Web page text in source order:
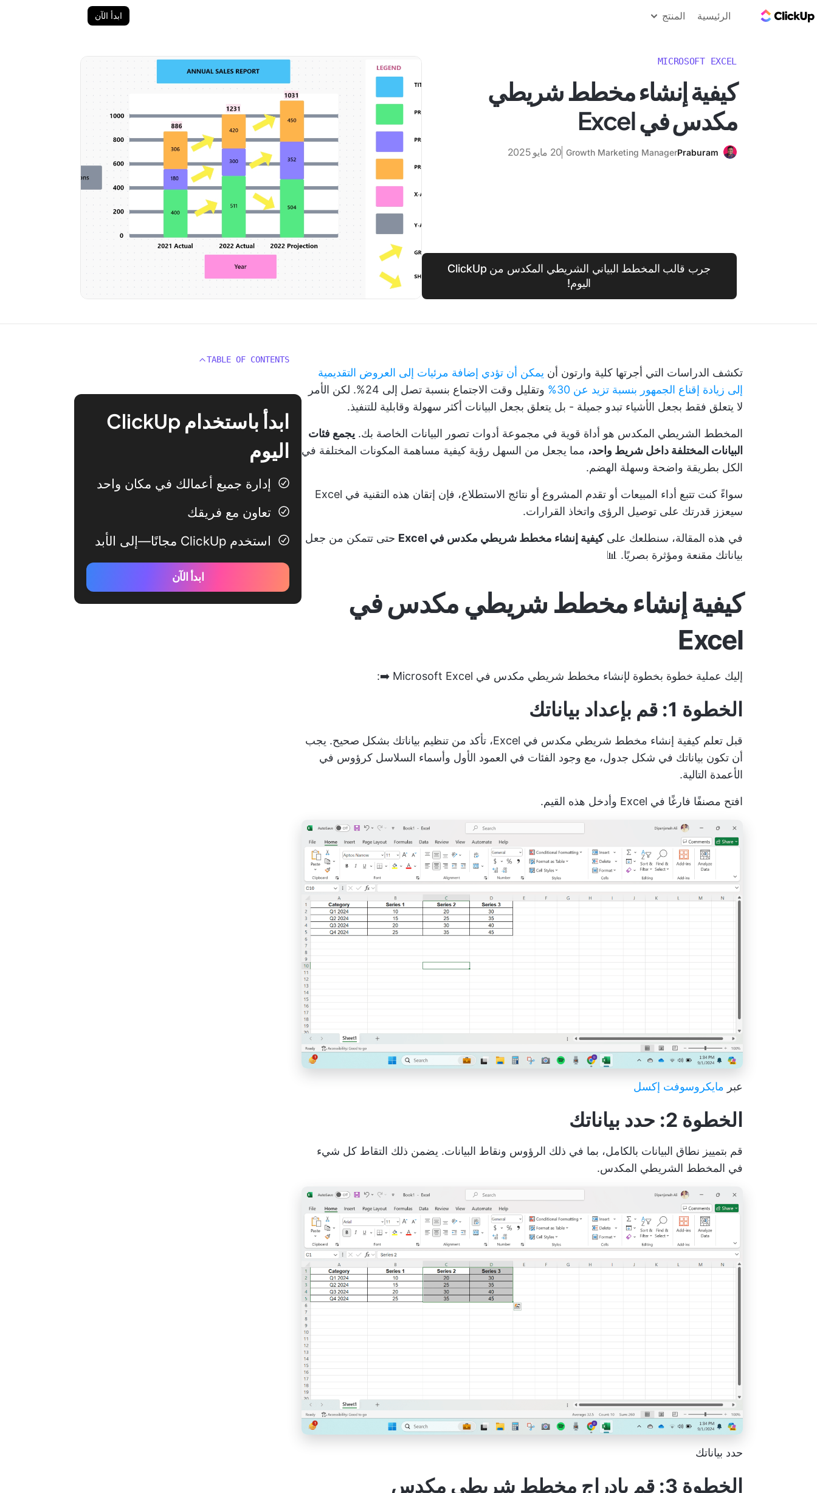
الرئيسية المنتج ابدأ الآن
MICROSOFT EXCEL
كيفية إنشاء مخطط شريطي
مكدس في Excel
Praburam
Growth Marketing Manager 20 مايو 2025
جرب قالب المخطط البياني الشريطي المكدس من ClickUp
اليوم!
تكشف الدراسات التي أجرتها كلية وارتون أن يمكن أن تؤدي إضافة مرئيات إلى العروض التقديمية
إلى زيادة إقناع الجمهور بنسبة تزيد عن 30%
وتقليل وقت الاجتماع بنسبة تصل إلى 24%. لكن الأمر
لا يتعلق فقط بجعل الأشياء تبدو جميلة - بل يتعلق بجعل البيانات أكثر سهولة وقابلية للتنفيذ.
المخطط الشريطي المكدس هو أداة قوية في مجموعة أدوات تصور البيانات الخاصة بك. يجمع فئات
البيانات المختلفة داخل شريط واحد، مما يجعل من السهل رؤية كيفية مساهمة المكونات المختلفة في
الكل بطريقة واضحة وسهلة الهضم.
سواءً كنت تتبع أداء المبيعات أو تقدم المشروع أو نتائج الاستطلاع، فإن إتقان هذه التقنية في Excel
سيعزز قدرتك على توصيل الرؤى واتخاذ القرارات.
في هذه المقالة، سنطلعك علىكيفية إنشاء مخطط شريطي مكدس في Excel
حتى تتمكن من جعل
بياناتك مقنعة ومؤثرة بصريًا. 📊
كيفية إنشاء مخطط شريطي مكدس في
Excel
إليك عملية خطوة بخطوة لإنشاء مخطط شريطي مكدس في Microsoft Excel ➡️:
الخطوة 1: قم بإعداد بياناتك
قبل تعلم كيفية إنشاء مخطط شريطي مكدس في Excel، تأكد من تنظيم بياناتك بشكل صحيح. يجب
أن تكون بياناتك في شكل جدول، مع وجود الفئات في العمود الأول وأسماء السلاسل كرؤوس في
الأعمدة التالية.
افتح مصنفًا فارغًا في Excel وأدخل هذه القيم.
عبر مايكروسوفت إكسل
الخطوة 2: حدد بياناتك
قم بتمييز نطاق البيانات بالكامل، بما في ذلك الرؤوس ونقاط البيانات. يضمن ذلك التقاط كل شيء
في المخطط الشريطي المكدس.
حدد بياناتك
الخطوة 3: قم بإدراج مخطط شريطي مكدس
TABLE OF CONTENTS
ابدأ باستخدام ClickUp
اليوم
إدارة جميع أعمالك في مكان واحد
تعاون مع فريقك
استخدم ClickUp مجانًا—إلى الأبد
ابدأ الآن